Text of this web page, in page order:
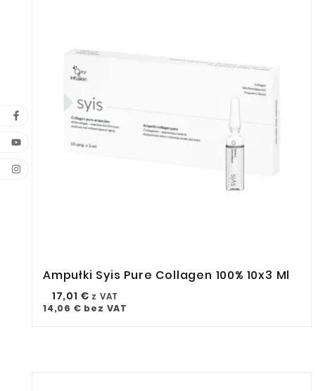
  
Ampułki Syis Pure Collagen 100% 10x3 Ml
17,01 € z VAT
14,06 € bez VAT